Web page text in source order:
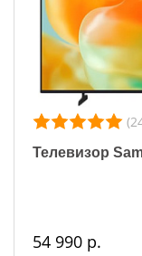
Телевизор
54 990 р.